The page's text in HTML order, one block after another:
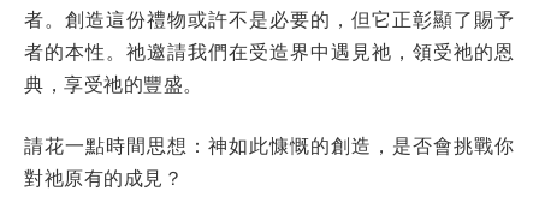
者。創造這份禮物或許不是必要的，但它正彰顯了賜予
者的本性。祂邀請我們在受造界中遇見祂，領受祂的恩
典，享受祂的豐盛。
請花一點時間思想：神如此慷慨的創造，是否會挑戰你
對祂原有的成見？